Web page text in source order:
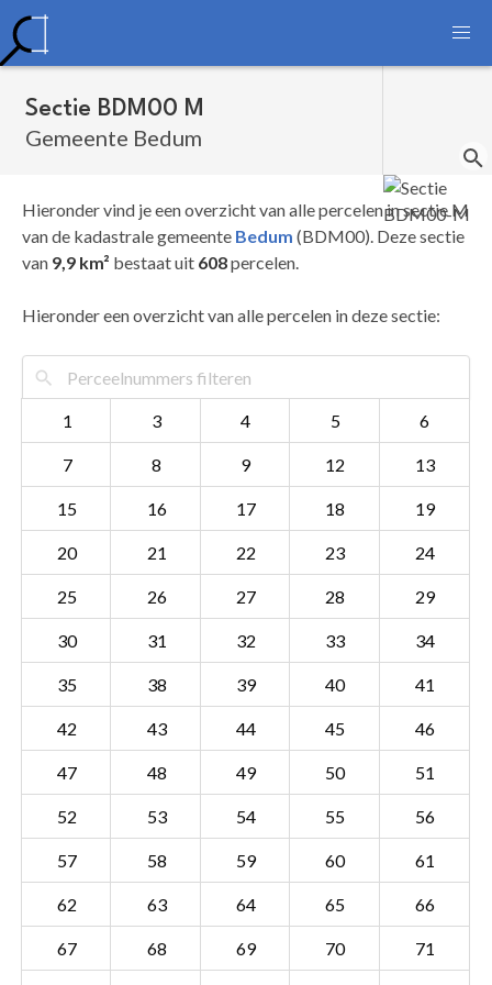
Sectie BDM00 M
Gemeente Bedum
Hieronder vind je een overzicht van alle percelen in sectie M
van de kadastrale gemeente Bedum (BDM00). Deze sectie
van 9,9 km² bestaat uit 608percelen.
Hieronder een overzicht van alle percelen in deze sectie:
1 3 4 5 6
7 8 9 12 13
15 16 17 18 19
20 21 22 23 24
25 26 27 28 29
30 31 32 33 34
35 38 39 40 41
42 43 44 45 46
47 48 49 50 51
52 53 54 55 56
57 58 59 60 61
62 63 64 65 66
67 68 69 70 71
Sectie BDM00 M
Gemeente Bedum
Details